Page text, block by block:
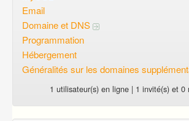
Connexion
Email
Domaine et DNS
Programmation
Hébergement
Généralités sur les domaines
1 utilisateur(s) en ligne | 1 invité(s) et 0